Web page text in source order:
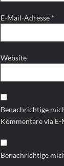
E-Mail-Adresse *
Website
Benachrichtige
Kommentare via E-
Benachrichtige